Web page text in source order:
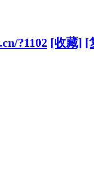
?1102 [收藏] [